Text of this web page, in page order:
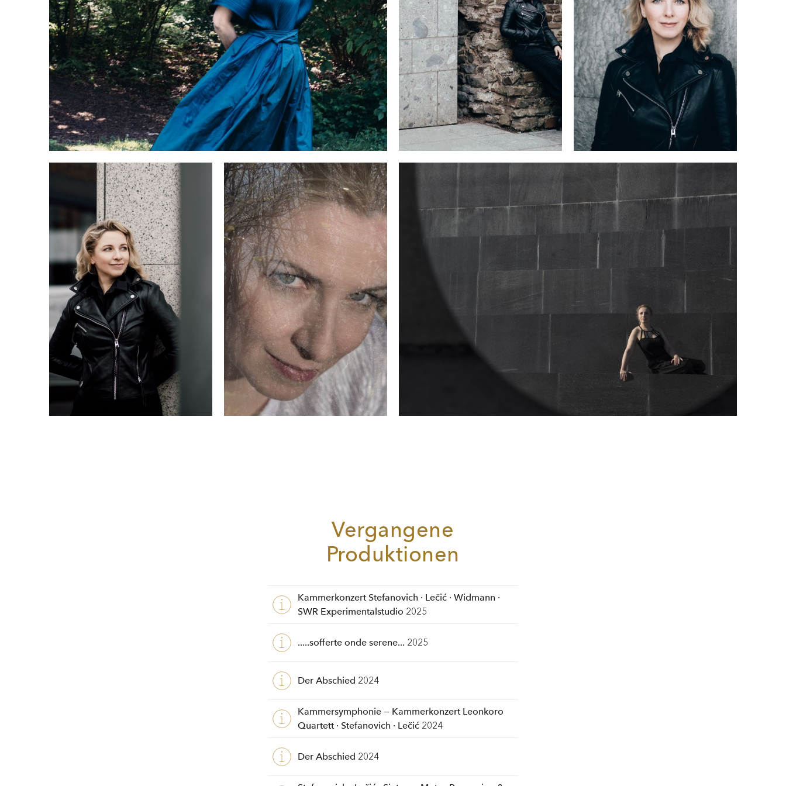
fantasia… und seinem Doppelkonzert sowie Bartóks Konzert für
zwei Klaviere mit Pierre-Laurent Aimard, das für einen Grammy
nominiert wurde. Ihr jüngstes Album,Organised Delirium, das sie
dem 100. Geburtstag von Pierre Boulez widmete, erschien im
März 2025.
Sie leitet regelmäßig Bildungsprojekte in London, Köln und beim
Klavier-Festival Ruhr, war Kuratorin des Festivals The Clearing in
Portland und Gastprofessorin an der Royal Academy of Music
sowie an der Accademia di Musica di Pinerolo.
Vergangene
Produktionen
Kammerkonzert Stefanovich · Lečić · Widmann ·
SWR Experimentalstudio 2025
.....sofferte onde serene... 2025
Der Abschied 2024
Kammersymphonie — Kammerkonzert Leonkoro
Quartett · Stefanovich · Lečić 2024
Der Abschied 2024